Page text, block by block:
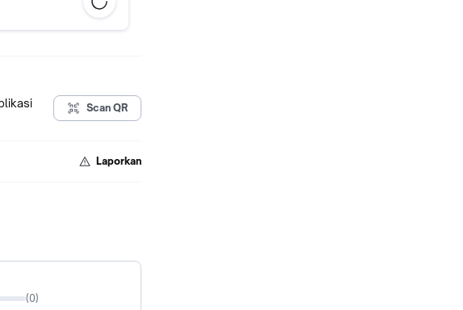
Scan QR
Laporkan
(0)